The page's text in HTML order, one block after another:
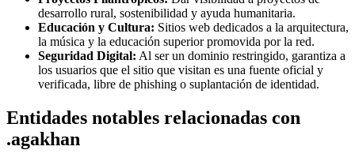
desarrollo rural, sostenibilidad y ayuda humanitaria.
Educación y Cultura: Sitios web dedicados a la arquitectura,
la música y la educación superior promovida por la red.
Seguridad Digital: Al ser un dominio restringido, garantiza a
los usuarios que el sitio que visitan es una fuente oficial y
verificada, libre de phishing o suplantación de identidad.
Entidades notables relacionadas con
.agakhan